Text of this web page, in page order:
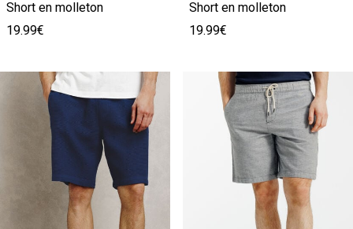
Short en molleton
19.99€
Short en molleton
19.99€